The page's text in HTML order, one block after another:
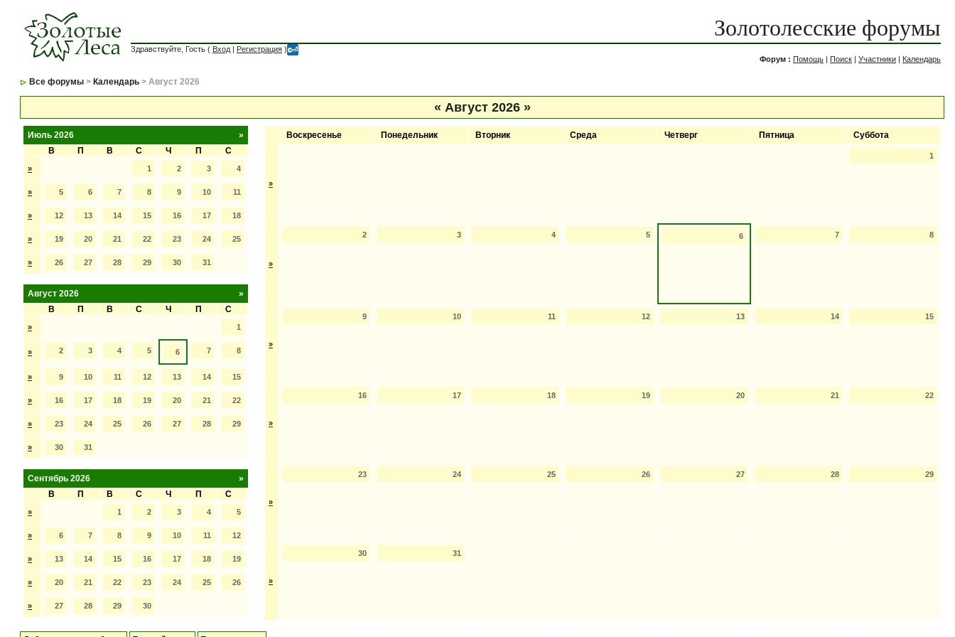
Золотолесские форумы
Здравствуйте, Гость ( Вход | Регистрация )
Форум : Помощь | Поиск | Участники | Календарь
Все форумы > Календарь > Август 2026
« Август 2026 »
»
Июль 2026
В
П В С Ч П С
» 1 2 3 4
» 5 6 7 8 9 10 11
» 12 13 14 15 16 17 18
» 19 20 21 22 23 24 25
» 26 27 28 29 30 31
»
Август 2026
В
П В С Ч П С
» 1
» 2 3 4 5 6 7 8
» 9 10 11 12 13 14 15
» 16 17 18 19 20 21 22
» 23 24 25 26 27 28 29
» 30 31
»
Сентябрь 2026
В
П В С Ч П С
» 1 2 3 4 5
» 6 7 8 9 10 11 12
» 13 14 15 16 17 18 19
» 20 21 22 23 24 25 26
» 27 28 29 30
Воскресенье Понедельник Вторник Среда Четверг Пятница Суббота
»
1
»
2 3 4 5 6 7 8
»
9 10 11 12 13 14 15
»
16 17 18 19 20 21 22
»
23 24 25 26 27 28 29
»
30 31